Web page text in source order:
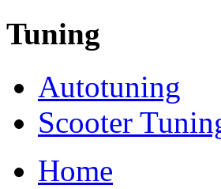
Tuning
Autotuning
Scooter
Home